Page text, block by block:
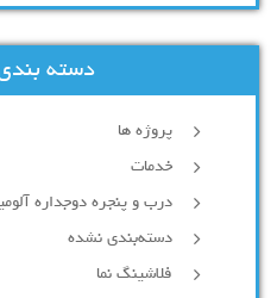
دسته
پروژه ها
خدمات
درب و پنجره دوجداره
دسته‌بندی نشده
فلاشینگ نما